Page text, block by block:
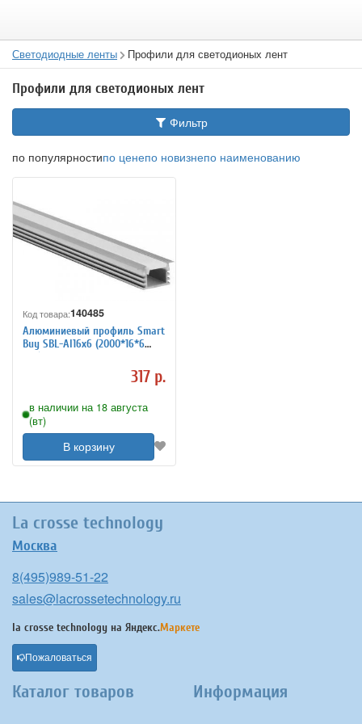
Светодиодные ленты Профили для светодионых лент
Профили для светодионых лент
Фильтр
по популярностипо ценепо новизнепо наименованию
Код товара:140485
Алюминиевый профиль Smart
Buy SBL-Al16x6 (2000*16*6
mm)
317 р.
в наличии на 18 августа
(вт)
В корзину
La crosse technology
Москва
8(495)989-51-22
sales@lacrossetechnology.ru
la crosse technology на Яндекс.Маркете
Пожаловаться
Каталог товаров Информация